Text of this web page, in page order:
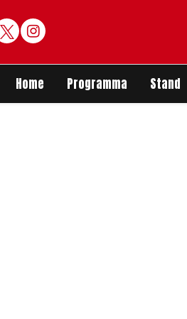
TwitterDelen op Whatsapp
Home Programma Stand